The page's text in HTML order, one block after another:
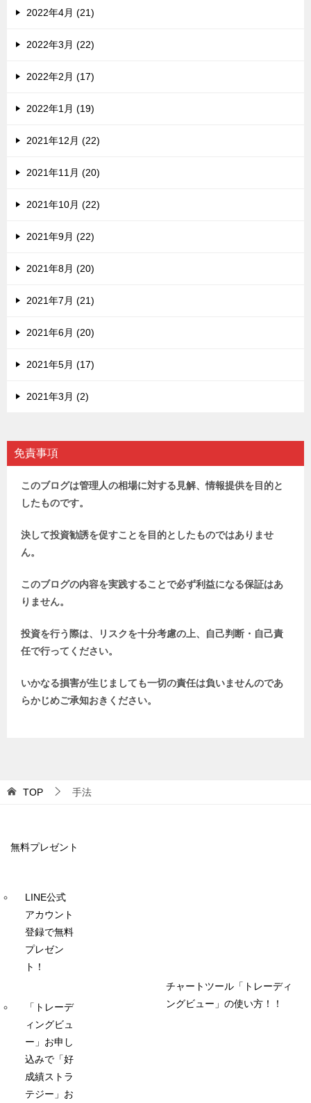
2022年4月 (21)
2022年3月 (22)
2022年2月 (17)
2022年1月 (19)
2021年12月 (22)
2021年11月 (20)
2021年10月 (22)
2021年9月 (22)
2021年8月 (20)
2021年7月 (21)
2021年6月 (20)
2021年5月 (17)
2021年3月 (2)
免責事項
このブログは管理人の相場に対する見解、情報提供を目的と
したものです。
決して投資勧誘を促すことを目的としたものではありませ
ん。
このブログの内容を実践することで必ず利益になる保証はあ
りません。
投資を行う際は、リスクを十分考慮の上、自己判断・自己責
任で行ってください。
いかなる損害が生じましても一切の責任は負いませんのであ
らかじめご承知おきください。
TOP 手法
無料プレゼント
LINE公式
アカウント
登録で無料
プレゼン
ト！
「トレーデ
ィングビュ
ー」お申し
込みで「好
成績ストラ
テジー」お
チャートツール「トレーディ
ングビュー」の使い方！！